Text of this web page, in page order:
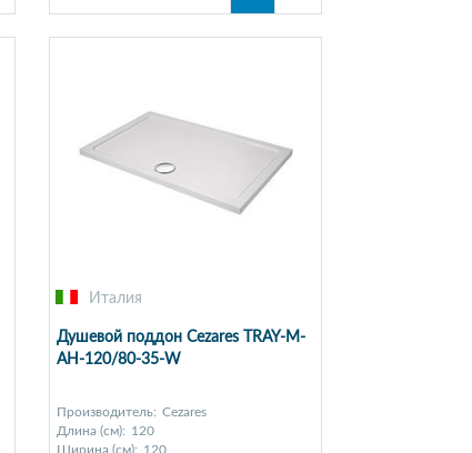
Италия
Душевой поддон Cezares TRAY-M-
AH-120/80-35-W
Производитель: Cezares
Длина (см): 120
Ширина (см): 120